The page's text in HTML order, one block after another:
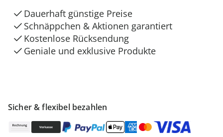
Sicher & flexibel bezahlen
Dauerhaft günstige Preise
Schnäppchen & Aktionen garantiert
Kostenlose Rücksendung
Geniale und exklusive Produkte